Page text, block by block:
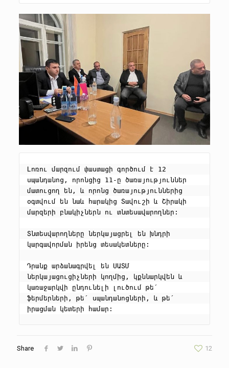
Լոռու մարզում փաստացի գործում է 12
սպանդանոց, որոնցից 11-ը ծառայություններ
մատուցող են, և որոնց ծառայություններից
օգտվում են նաև հարակից Տավուշի և Շիրակի
մարզերի բնակիչներն ու տնտեսավարողներ:
Տնտեսվարողները ներկայացրել են խնդրի
կարգավորման իրենց տեսակետները:
Դրանք արձանագրվել են ՍԱՏՄ
ներկայացուցիչների կողմից, կքննարկվեն և
կառաջարկվի ընդունելի լուծում թե՛
ֆերմերների, թե՛ սպանդանոցների, և թե՛
իրացման կետերի համար:
Share 12